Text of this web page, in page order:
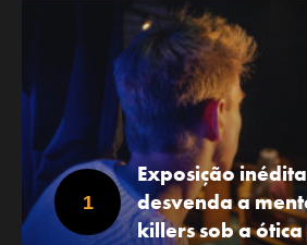
Exposição
desvenda a
killers sob a